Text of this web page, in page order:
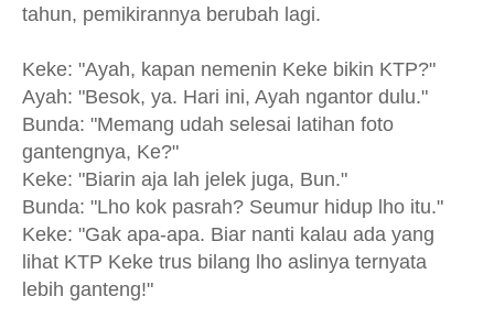
tahun, pemikirannya berubah lagi.
Keke: "Ayah, kapan nemenin Keke bikin KTP?"
Ayah: "Besok, ya. Hari ini, Ayah ngantor dulu."
Bunda: "Memang udah selesai latihan foto
gantengnya, Ke?"
Keke: "Biarin aja lah jelek juga, Bun."
Bunda: "Lho kok pasrah? Seumur hidup lho itu."
Keke: "Gak apa-apa. Biar nanti kalau ada yang
lihat KTP Keke trus bilang lho aslinya ternyata
lebih ganteng!"